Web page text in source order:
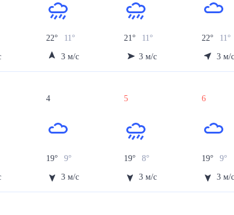
22° 11°
3 м/с
21° 11°
3 м/с
22° 11°
3 м/
4
19° 9°
3 м/с
5
19° 8°
3 м/с
6
19° 9°
3 м/